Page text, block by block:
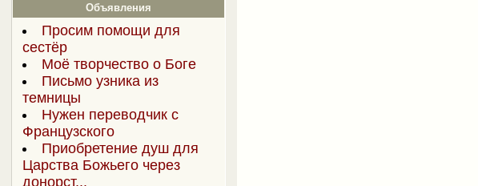
Объявления
Просим помощи для
сестёр
Моё творчество о Боге
Письмо узника из
темницы
Нужен переводчик с
Французского
Приобретение душ для
Царства Божьего через
донорст...